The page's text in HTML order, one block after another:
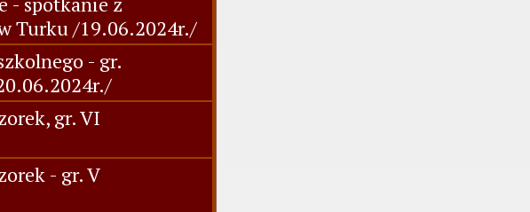
Turku /19.06.2024r./
- gr.
gr. VI
- gr. V